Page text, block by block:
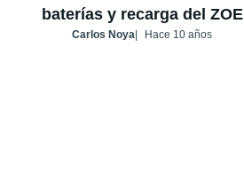
baterías y recarga del ZOE
Carlos Noya Hace 10 años